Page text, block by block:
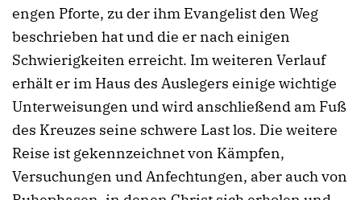
engen Pforte, zu der ihm Evangelist den Weg
beschrieben hat und die er nach einigen
Schwierigkeiten erreicht. Im weiteren Verlauf
erhält er im Haus des Auslegers einige wichtige
Unterweisungen und wird anschließend am Fuß
des Kreuzes seine schwere Last los. Die weitere
Reise ist gekennzeichnet von Kämpfen,
Versuchungen und Anfechtungen, aber auch von